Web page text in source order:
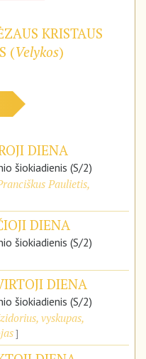
KRISTAUS
(Velykos)
DIENA
šiokiadienis (S/2)
Paulietis,
DIENA
šiokiadienis (S/2)
DIENA
šiokiadienis (S/2)
vyskupas,